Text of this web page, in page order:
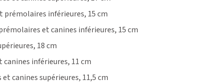
prémolaires inférieures, 15 cm
et canines inférieures, 15 cm
18 cm
canines inférieures, 11 cm
canines supérieures, 11,5 cm